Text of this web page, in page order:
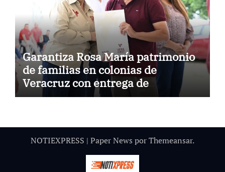
Garantiza Rosa María patrimonio
de familias en colonias de
Veracruz con entrega de
escrituras
NOTIEXPRESS | Paper News porThemeansar.